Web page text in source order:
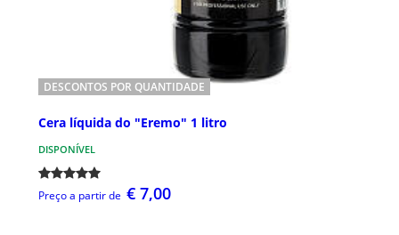
DESCONTOS POR QUANTIDADE
Cera líquida do "Eremo" 1 litro
DISPONÍVEL
Preço a partir de € 7,00